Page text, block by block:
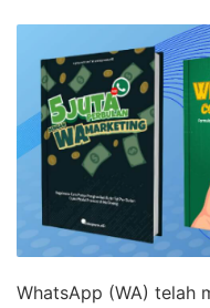
WhatsApp (WA) telah